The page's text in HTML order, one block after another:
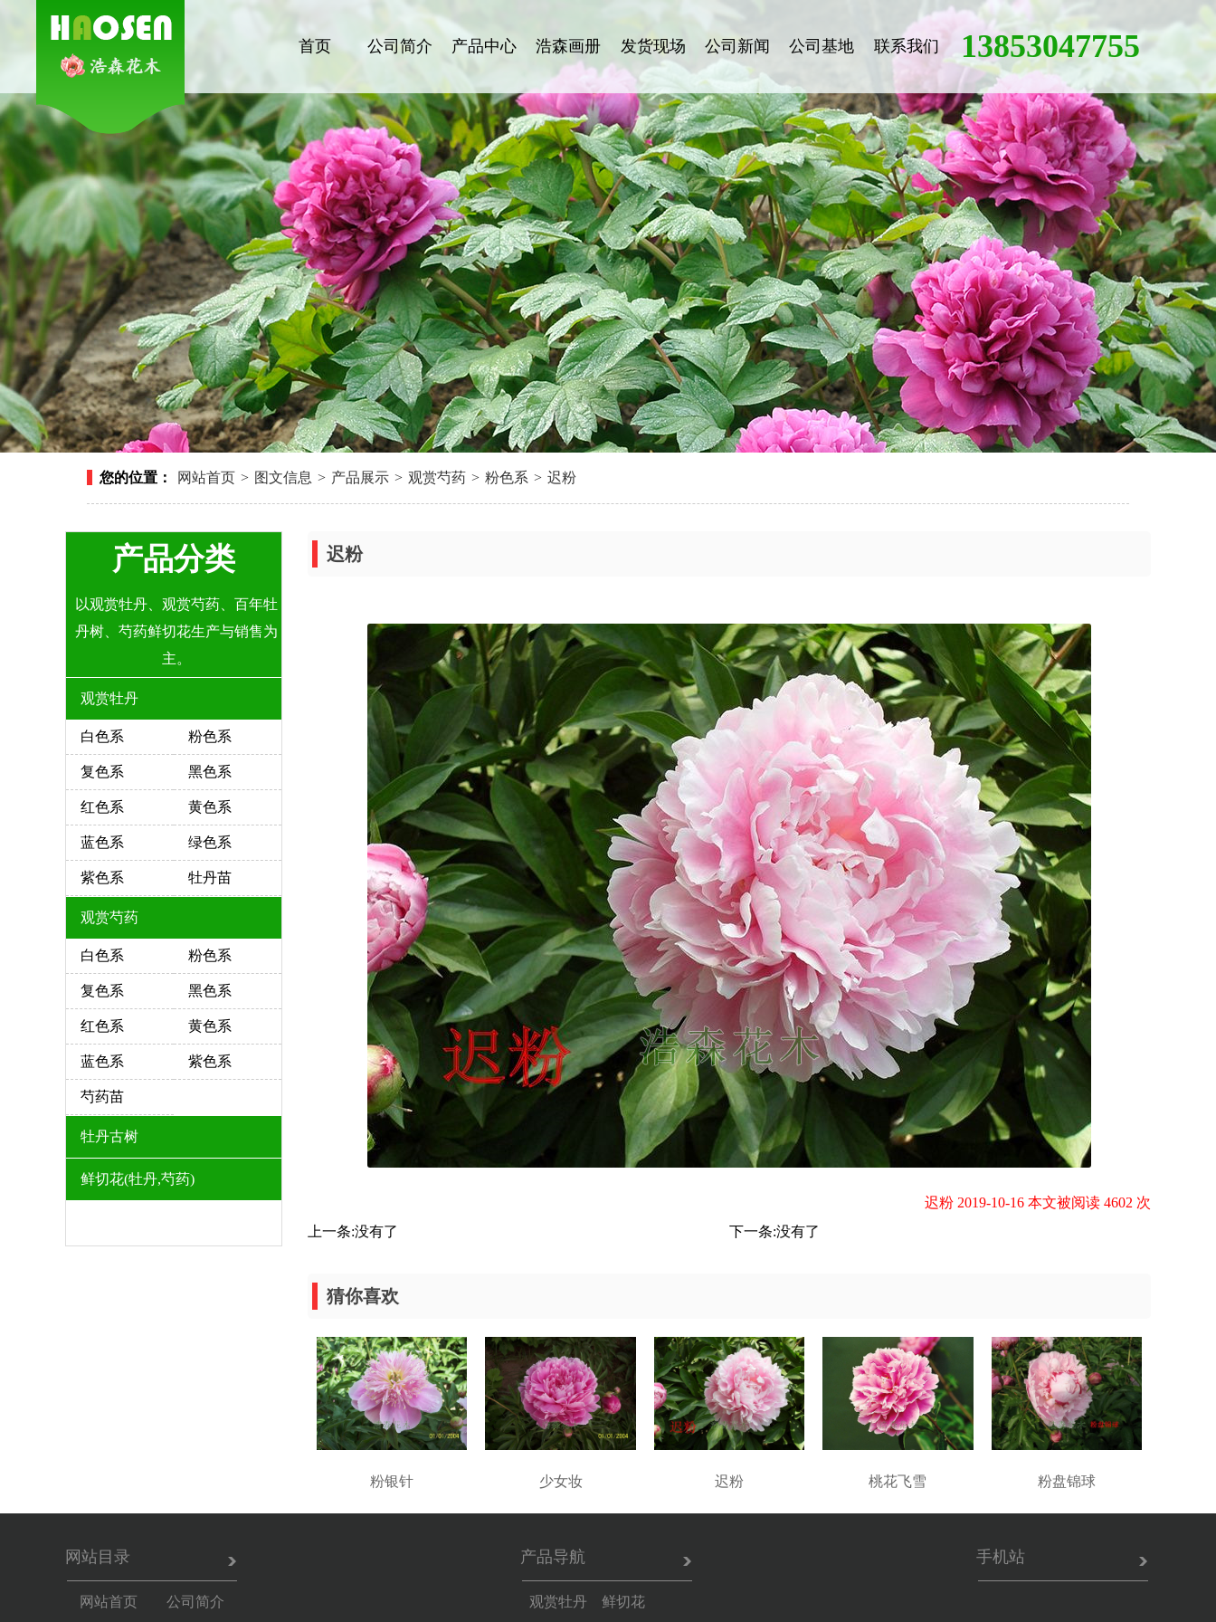
首页 公司简介 产品中心 浩森画册 发货现场 公司新闻 公司基地 联系我们 13853047755
您的位置： 网站首页 > 图文信息 > 产品展示 > 观赏芍药 > 粉色系 > 迟粉
产品分类
以观赏牡丹、观赏芍药、百年牡
丹树、芍药鲜切花生产与销售为
主。
观赏牡丹
白色系 粉色系
复色系 黑色系
红色系 黄色系
蓝色系 绿色系
紫色系 牡丹苗
观赏芍药
白色系 粉色系
复色系 黑色系
红色系 黄色系
蓝色系 紫色系
芍药苗
牡丹古树
鲜切花(牡丹,芍药)
迟粉
迟粉 2019-10-16 本文被阅读 4602 次
上一条:没有了
下一条:没有了
猜你喜欢
粉银针 少女妆 迟粉 桃花飞雪 粉盘锦球
网站目录
网站首页 公司简介
产品导航
观赏牡丹 鲜切花
手机站